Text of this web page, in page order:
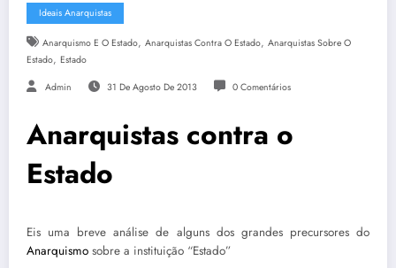
Ideais Anarquistas
Anarquismo E O Estado, Anarquistas Contra O Estado, Anarquistas Sobre O
Estado, Estado
Admin 31 De Agosto De 2013 0 Comentários
Anarquistas contra o
Estado
Eis uma breve análise de alguns dos grandes precursores do
Anarquismo sobre a instituição “Estado”